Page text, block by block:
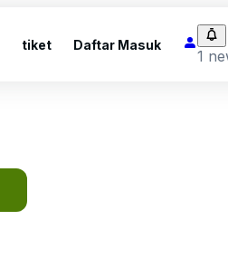
tiket Daftar Masuk
1